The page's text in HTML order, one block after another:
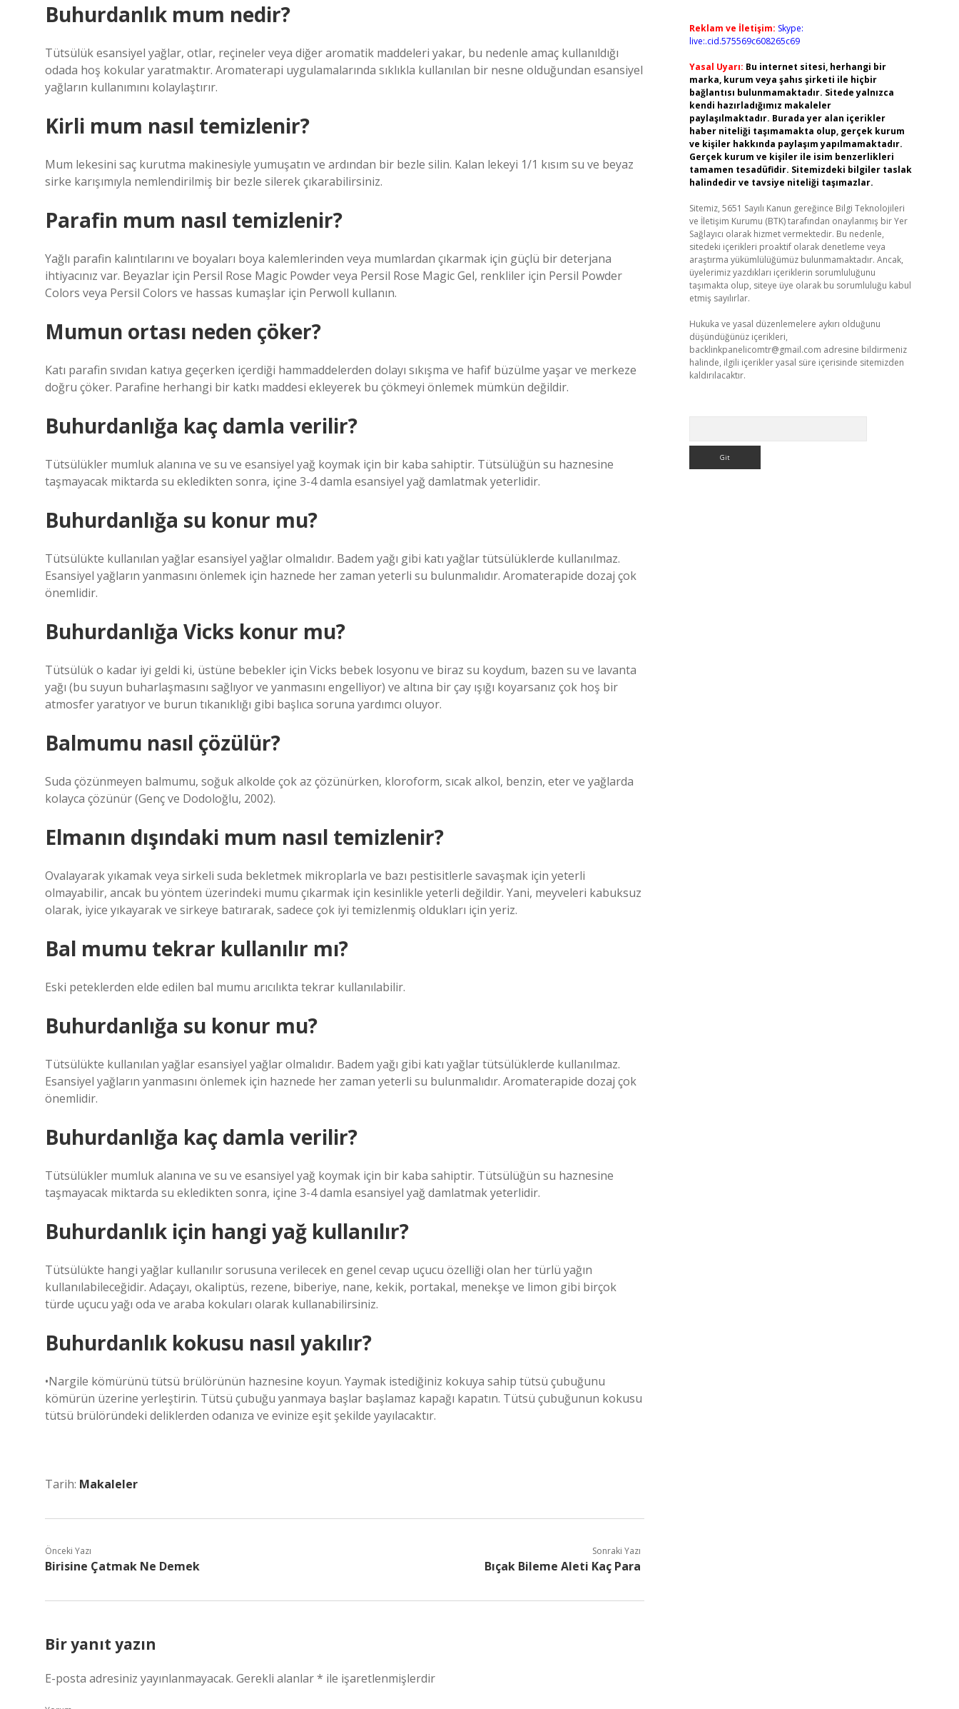
Buhurdanlık mum nedir?
Tütsülük esansiyel yağlar, otlar, reçineler veya diğer aromatik maddeleri yakar, bu nedenle amaç kullanıldığı
odada hoş kokular yaratmaktır. Aromaterapi uygulamalarında sıklıkla kullanılan bir nesne olduğundan esansiyel
yağların kullanımını kolaylaştırır.
Kirli mum nasıl temizlenir?
Mum lekesini saç kurutma makinesiyle yumuşatın ve ardından bir bezle silin. Kalan lekeyi 1/1 kısım su ve beyaz
sirke karışımıyla nemlendirilmiş bir bezle silerek çıkarabilirsiniz.
Parafin mum nasıl temizlenir?
Yağlı parafin kalıntılarını ve boyaları boya kalemlerinden veya mumlardan çıkarmak için güçlü bir deterjana
ihtiyacınız var. Beyazlar için Persil Rose Magic Powder veya Persil Rose Magic Gel, renkliler için Persil Powder
Colors veya Persil Colors ve hassas kumaşlar için Perwoll kullanın.
Mumun ortası neden çöker?
Katı parafin sıvıdan katıya geçerken içerdiği hammaddelerden dolayı sıkışma ve hafif büzülme yaşar ve merkeze
doğru çöker. Parafine herhangi bir katkı maddesi ekleyerek bu çökmeyi önlemek mümkün değildir.
Buhurdanlığa kaç damla verilir?
Tütsülükler mumluk alanına ve su ve esansiyel yağ koymak için bir kaba sahiptir. Tütsülüğün su haznesine
taşmayacak miktarda su ekledikten sonra, içine 3-4 damla esansiyel yağ damlatmak yeterlidir.
Buhurdanlığa su konur mu?
Tütsülükte kullanılan yağlar esansiyel yağlar olmalıdır. Badem yağı gibi katı yağlar tütsülüklerde kullanılmaz.
Esansiyel yağların yanmasını önlemek için haznede her zaman yeterli su bulunmalıdır. Aromaterapide dozaj çok
önemlidir.
Buhurdanlığa Vicks konur mu?
Tütsülük o kadar iyi geldi ki, üstüne bebekler için Vicks bebek losyonu ve biraz su koydum, bazen su ve lavanta
yağı (bu suyun buharlaşmasını sağlıyor ve yanmasını engelliyor) ve altına bir çay ışığı koyarsanız çok hoş bir
atmosfer yaratıyor ve burun tıkanıklığı gibi başlıca soruna yardımcı oluyor.
Balmumu nasıl çözülür?
Suda çözünmeyen balmumu, soğuk alkolde çok az çözünürken, kloroform, sıcak alkol, benzin, eter ve yağlarda
kolayca çözünür (Genç ve Dodoloğlu, 2002).
Elmanın dışındaki mum nasıl temizlenir?
Ovalayarak yıkamak veya sirkeli suda bekletmek mikroplarla ve bazı pestisitlerle savaşmak için yeterli
olmayabilir, ancak bu yöntem üzerindeki mumu çıkarmak için kesinlikle yeterli değildir. Yani, meyveleri kabuksuz
olarak, iyice yıkayarak ve sirkeye batırarak, sadece çok iyi temizlenmiş oldukları için yeriz.
Bal mumu tekrar kullanılır mı?
Eski peteklerden elde edilen bal mumu arıcılıkta tekrar kullanılabilir.
Buhurdanlığa su konur mu?
Tütsülükte kullanılan yağlar esansiyel yağlar olmalıdır. Badem yağı gibi katı yağlar tütsülüklerde kullanılmaz.
Esansiyel yağların yanmasını önlemek için haznede her zaman yeterli su bulunmalıdır. Aromaterapide dozaj çok
önemlidir.
Buhurdanlığa kaç damla verilir?
Tütsülükler mumluk alanına ve su ve esansiyel yağ koymak için bir kaba sahiptir. Tütsülüğün su haznesine
taşmayacak miktarda su ekledikten sonra, içine 3-4 damla esansiyel yağ damlatmak yeterlidir.
Buhurdanlık için hangi yağ kullanılır?
Tütsülükte hangi yağlar kullanılır sorusuna verilecek en genel cevap uçucu özelliği olan her türlü yağın
kullanılabileceğidir. Adaçayı, okaliptüs, rezene, biberiye, nane, kekik, portakal, menekşe ve limon gibi birçok
türde uçucu yağı oda ve araba kokuları olarak kullanabilirsiniz.
Buhurdanlık kokusu nasıl yakılır?
•Nargile kömürünü tütsü brülörünün haznesine koyun. Yaymak istediğiniz kokuya sahip tütsü çubuğunu
kömürün üzerine yerleştirin. Tütsü çubuğu yanmaya başlar başlamaz kapağı kapatın. Tütsü çubuğunun kokusu
tütsü brülöründeki deliklerden odanıza ve evinize eşit şekilde yayılacaktır.
Tarih: Makaleler
Önceki Yazı
Birisine Çatmak Ne Demek
Sonraki Yazı
Bıçak Bileme Aleti Kaç Para
Bir yanıt yazın
E-posta adresiniz yayınlanmayacak. Gerekli alanlar* ile işaretlenmişlerdir
Reklam ve İletişim: Skype:
live:.cid.575569c608265c69
Yasal Uyarı: Bu internet sitesi, herhangi bir
marka, kurum veya şahıs şirketi ile hiçbir
bağlantısı bulunmamaktadır. Sitede yalnızca
kendi hazırladığımız makaleler
paylaşılmaktadır. Burada yer alan içerikler
haber niteliği taşımamakta olup, gerçek kurum
ve kişiler hakkında paylaşım yapılmamaktadır.
Gerçek kurum ve kişiler ile isim benzerlikleri
tamamen tesadüfidir. Sitemizdeki bilgiler taslak
halindedir ve tavsiye niteliği taşımazlar.
Sitemiz, 5651 Sayılı Kanun gereğince Bilgi Teknolojileri
ve İletişim Kurumu (BTK) tarafından onaylanmış bir Yer
Sağlayıcı olarak hizmet vermektedir. Bu nedenle,
sitedeki içerikleri proaktif olarak denetleme veya
araştırma yükümlülüğümüz bulunmamaktadır. Ancak,
üyelerimiz yazdıkları içeriklerin sorumluluğunu
taşımakta olup, siteye üye olarak bu sorumluluğu kabul
etmiş sayılırlar.
Hukuka ve yasal düzenlemelere aykırı olduğunu
düşündüğünüz içerikleri,
backlinkpanelicomtr@gmail.com adresine bildirmeniz
halinde, ilgili içerikler yasal süre içerisinde sitemizden
kaldırılacaktır.